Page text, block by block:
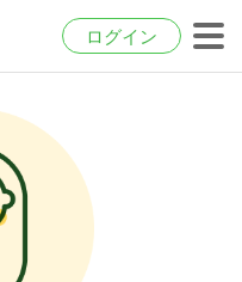
ログイン